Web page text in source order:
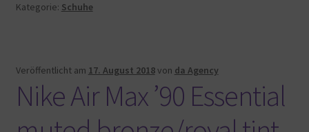
Kategorie: Schuhe
Veröffentlicht am 17. August 2018von da Agency
Nike Air Max ’90 Essential